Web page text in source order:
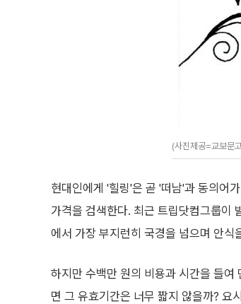
(사진제공=교보문
현대인에게 '힐링'은 곧 '떠남'과 동의어
가격을 검색한다. 최근 트립닷컴그룹이
에서 가장 부지런히 국경을 넘으며 안식
하지만 수백만 원의 비용과 시간을 들
면 그 유효기간은 너무 짧지 않을까? 요